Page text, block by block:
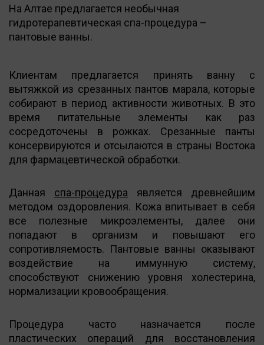
На Алтае предлагается необычная
гидротерапевтическая спа-процедура –
пантовые ванны.
Клиентам предлагается принять ванну с
вытяжкой из срезанных пантов марала, которые
собирают в период активности животных. В это
время питательные элементы как раз
сосредоточены в рожках. Срезанные панты
консервируются и отсылаются в страны Востока
для фармацевтической обработки.
Данная спа-процедура является древнейшим
методом оздоровления. Кожа впитывает в себя
все полезные микроэлементы, далее они
попадают в организм и повышают его
сопротивляемость. Пантовые ванны оказывают
воздействие на иммунную систему,
способствуют снижению уровня холестерина,
нормализации кровообращения.
Процедура часто назначается после
пластических операций для восстановления